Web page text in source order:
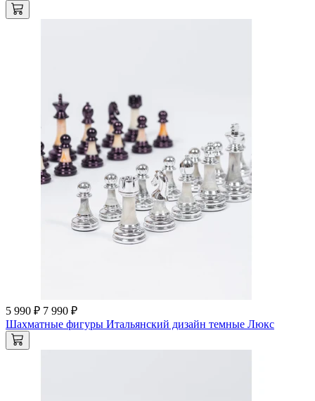
5 990 ₽ 7 990 ₽
Шахматные фигуры Итальянский дизайн темные Люкс